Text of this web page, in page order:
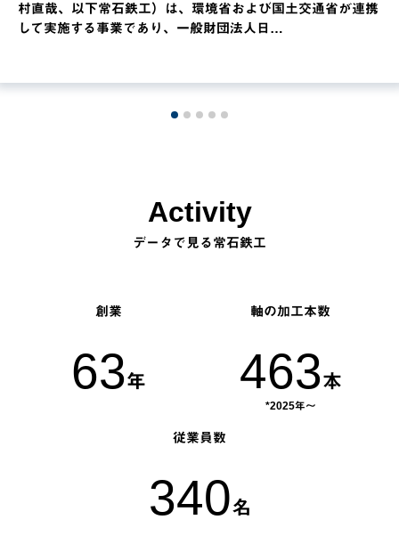
村直哉、以下常石鉄工）は、環境省および国土交通省が連携
して実施する事業であり、一般財団法人日…
Activity
データで見る常石鉄工
創業
63年
軸の加工本数
463本
*2025年〜
従業員数
340名